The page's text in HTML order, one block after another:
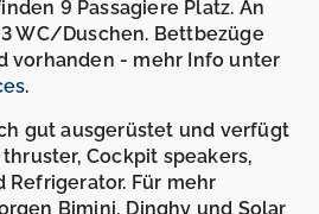
9 Passagiere Platz. An
WC/Duschen. Bettbezüge
vorhanden - mehr Info unter
.
gut ausgerüstet und verfügt
Cockpit speakers,
Refrigerator. Für mehr
Bimini, Dinghy und Solar